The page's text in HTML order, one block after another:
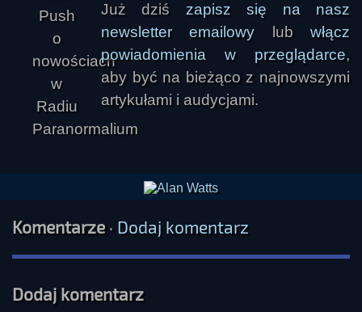
Już dziś zapisz się na nasz
newsletter emailowy lubwłącz
powiadomienia w przeglądarce,
aby być na bieżąco z najnowszymi
artykułami i audycjami.
Komentarze· Dodaj komentarz
Dodaj komentarz